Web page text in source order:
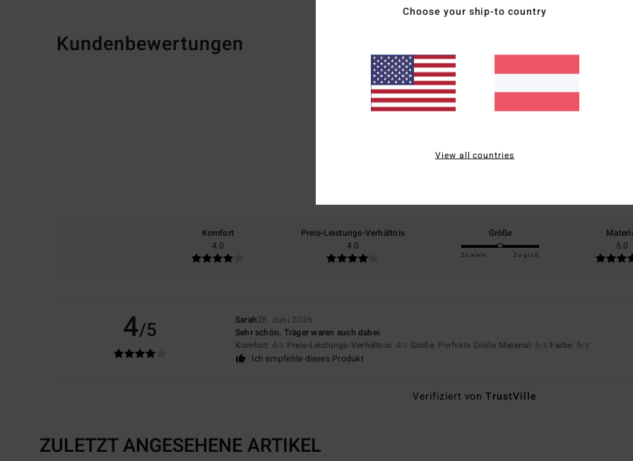
Kundenbewertungen
Durchschnittliche Bewertung
Komfort
4.0
Preis-Leistungs-Verhältnis
4.0
Größe
Zu klein Zu groß
5.0
4/5 Sarah28. Juni 2026
Sehr schön. Träger waren auch dabei.
Komfort: 4/5 Preis-Leistungs-Verhältnis: 4/5 Größe: Perfekte Größe Material: 5 /5 Farbe: 5/5
Ich empfehle dieses Produkt
Verifiziert vonTrustVille
ZULETZT ANGESEHENE ARTIKEL
Choose your ship-to country
View all countries